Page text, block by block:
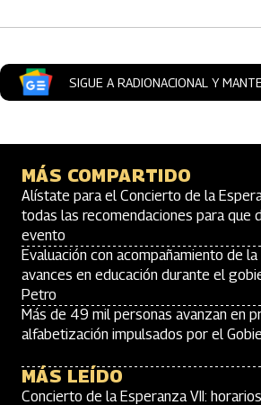
SIGUE A RADIONACIONAL Y
MÁS COMPARTIDO
Alístate para el Concierto de la
todas las recomendaciones para que
evento
Evaluación con acompañamiento de la
avances en educación durante el
Petro
Más de 49 mil personas avanzan en
alfabetización impulsados por el
MÁS LEÍDO
Concierto de la Esperanza VII: